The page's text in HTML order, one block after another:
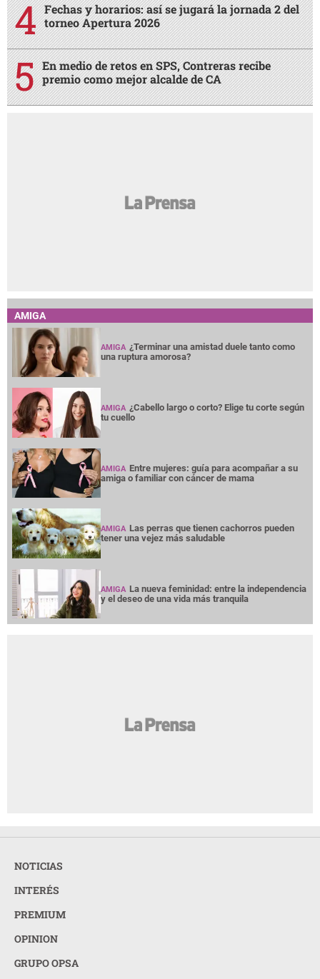
Fechas y horarios: así se jugará la jornada 2 del
torneo Apertura 2026
En medio de retos en SPS, Contreras recibe
premio como mejor alcalde de CA
AMIGA
AMIGA ¿Terminar una amistad duele tanto como
una ruptura amorosa?
AMIGA ¿Cabello largo o corto? Elige tu corte según
tu cuello
AMIGA Entre mujeres: guía para acompañar a su
amiga o familiar con cáncer de mama
AMIGA Las perras que tienen cachorros pueden
tener una vejez más saludable
AMIGA La nueva feminidad: entre la independencia
y el deseo de una vida más tranquila
NOTICIAS
INTERÉS
PREMIUM
OPINION
GRUPO OPSA